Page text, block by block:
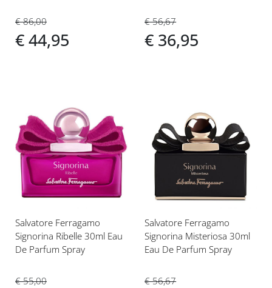
€ 86,00
€ 44,95
€ 56,67
€ 36,95
Voeg
toe
aan
verlanglijst
Salvatore Ferragamo
Signorina Ribelle 30ml Eau
De Parfum Spray
€ 55,00
Voeg
toe
aan
verlanglijst
Salvatore Ferragamo
Signorina Misteriosa 30ml
Eau De Parfum Spray
€ 56,67